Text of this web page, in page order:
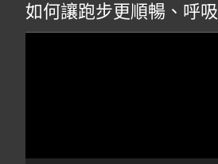
如何讓跑步更順暢、呼吸